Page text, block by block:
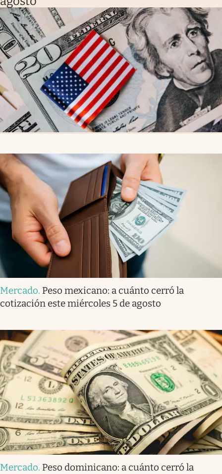
Mercado. Peso mexicano: a cuánto cerró la
cotización este miércoles 5 de agosto
Mercado. Peso dominicano: a cuánto cerró la